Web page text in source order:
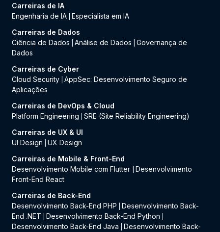
Carreiras de IA
Engenharia de IA Especialista em IA
Carreiras de Dados
Ciência de Dados
Análise de Dados
Governança de
Dados
Carreiras de Cyber
Cloud Security AppSec: Desenvolvimento Seguro de
Aplicações
Carreiras de DevOps & Cloud
Platform Engineering
SRE (Site Reliability Engineering)
Carreiras de UX & UI
UI Design
UX Design
Carreiras de Mobile & Front-End
Desenvolvimento Mobile com Flutter
Desenvolvimento
Front-End React
Carreiras de Back-End
Desenvolvimento Back-End PHP
Desenvolvimento Back-
End .NET
Desenvolvimento Back-End Python
Desenvolvimento Back-End Java
Desenvolvimento Back-